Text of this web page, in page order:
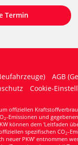
Termin
AGB
Cookie-
offiziellen
2-Emissionen und
können dem 'Leitfaden
spezifischen CO2-
neuer PKW' entnommen